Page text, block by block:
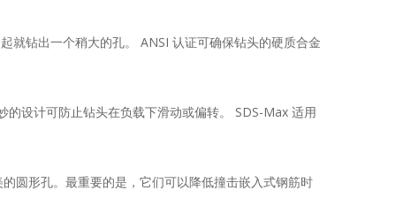
就钻出一个稍大的孔。 ANSI 认证可确保钻头的硬质合金
设计可防止钻头在负载下滑动或偏转。 SDS-Max 适用
圆形孔。最重要的是，它们可以降低撞击嵌入式钢筋时